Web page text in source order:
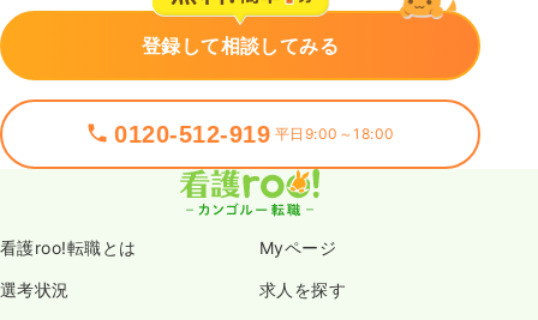
登録して相談してみる
0120-512-919 平日9:00～18:00
看護roo!転職とは Myページ
選考状況 求人を探す